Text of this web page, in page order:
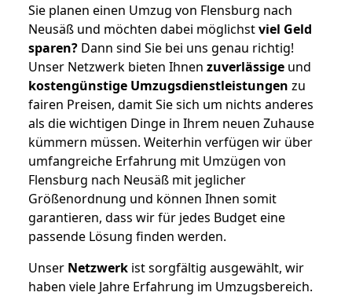
Sie planen einen Umzug von Flensburg nach
Neusäß und möchten dabei möglichstviel Geld
sparen? Dann sind Sie bei uns genau richtig!
Unser Netzwerk bieten Ihnen zuverlässige und
kostengünstige Umzugsdienstleistungen zu
fairen Preisen, damit Sie sich um nichts anderes
als die wichtigen Dinge in Ihrem neuen Zuhause
kümmern müssen. Weiterhin verfügen wir über
umfangreiche Erfahrung mit Umzügen von
Flensburg nach Neusäß mit jeglicher
Größenordnung und können Ihnen somit
garantieren, dass wir für jedes Budget eine
passende Lösung finden werden.
Unser Netzwerk ist sorgfältig ausgewählt, wir
haben viele Jahre Erfahrung im Umzugsbereich.